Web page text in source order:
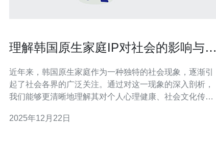
理解韩国原生家庭IP对社会的影响与反
近年来，韩国原生家庭作为一种独特的社会现象，逐渐引
起了社会各界的广泛关注。通过对这一现象的深入剖析，
我们能够更清晰地理解其对个人心理健康、社会文化传承
对家庭教育模式和社会支持体系的反思。 韩国原生家庭是
2025年12月22日